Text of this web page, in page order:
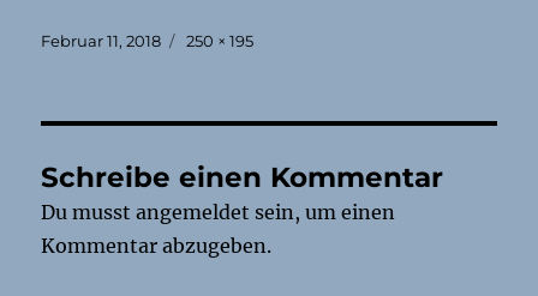
Veröffentlicht
Februar 11, 2018 Originalgröße
250 × 195
Schreibe einen Kommentar
Du musstangemeldet sein, um einen
Kommentar abzugeben.